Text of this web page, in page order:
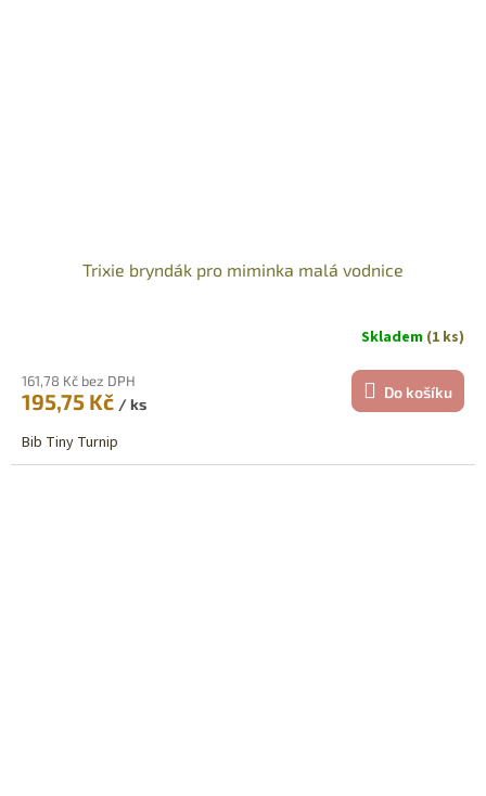
Trixie bryndák pro miminka malá vodnice
Skladem (1 ks)
161,78 Kč bez DPH
195,75 Kč / ks
Do košíku
Bib Tiny Turnip